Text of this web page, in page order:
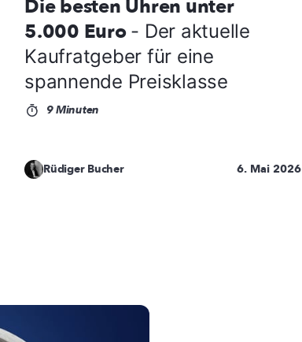
Die besten Uhren unter
5.000 Euro - Der aktuelle
Kaufratgeber für eine
spannende Preisklasse
9 Minuten
Rüdiger Bucher 6. Mai 2026